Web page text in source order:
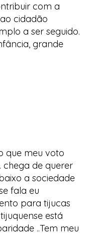
com a
cidadão
a ser seguido.
grande
que meu voto
chega de querer
a sociedade
fala eu
para tijucas
está
..Tem meu